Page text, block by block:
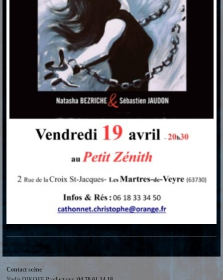
Contact scène